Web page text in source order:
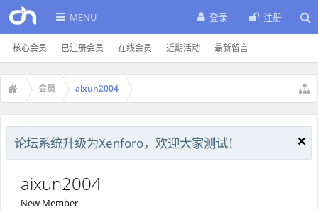
MENU
核心会员 已注册会员 在线会员 近期活动 最新留言
登录 注册
会员 aixun2004
论坛系统升级为Xenforo，欢迎大家测试！
aixun2004
New Member